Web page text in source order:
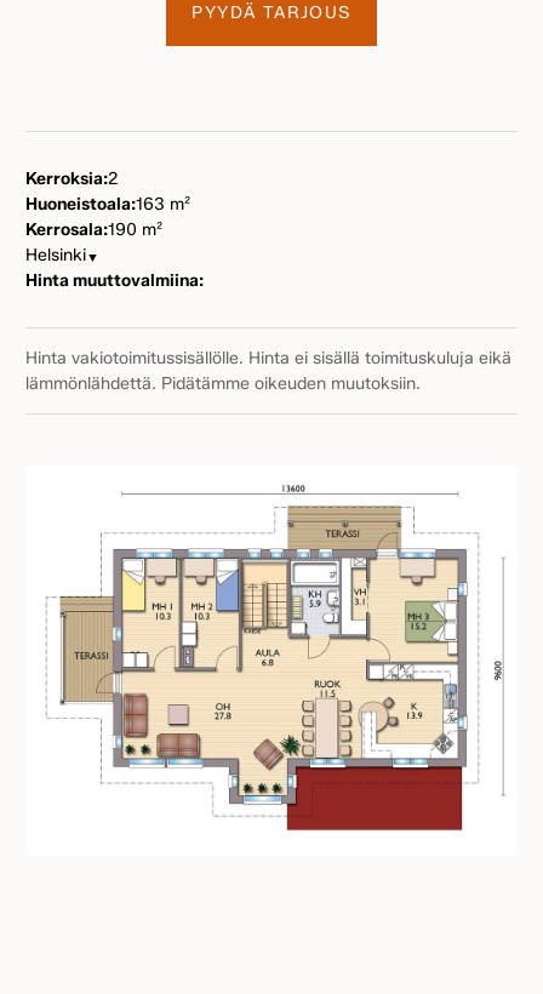
PYYDÄ TARJOUS
Kerroksia:2
Huoneistoala:163 m²
Kerrosala:190 m²
Helsinki▼
Hinta muuttovalmiina:
Hinta vakiotoimitussisällölle. Hinta ei sisällä toimituskuluja eikä
lämmönlähdettä. Pidätämme oikeuden muutoksiin.